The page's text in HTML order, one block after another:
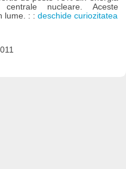
nucleare. Aceste
lume. : :deschide curiozitatea